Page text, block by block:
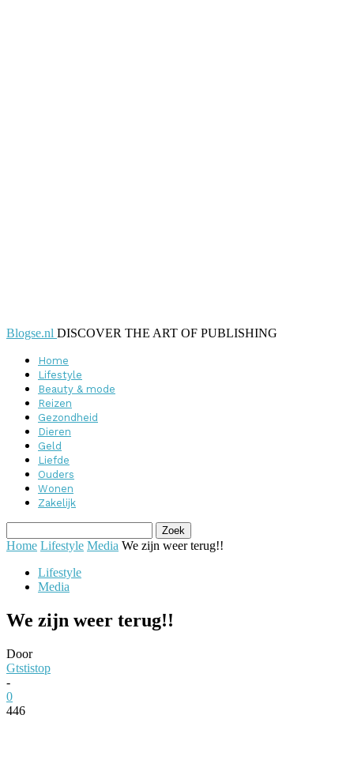
Blogse.nl DISCOVER THE ART OF PUBLISHING
Home
Lifestyle
Beauty & mode
Reizen
Gezondheid
Dieren
Geld
Liefde
Ouders
Wonen
Zakelijk
Home Lifestyle Media We zijn weer terug!!
Lifestyle
Media
We zijn weer terug!!
Door
Gtstistop
-
0
446